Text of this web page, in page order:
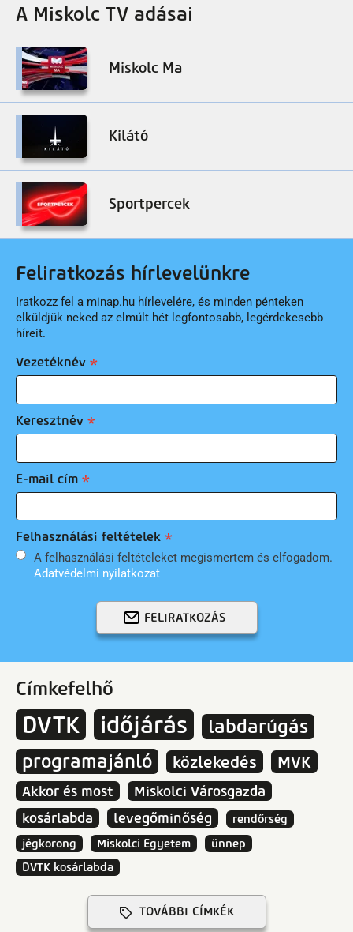
A Miskolc TV adásai
Miskolc Ma
Kilátó
Sportpercek
Feliratkozás hírlevelünkre
Iratkozz fel a minap.hu hírlevelére, és minden pénteken
elküldjük neked az elmúlt hét legfontosabb, legérdekesebb
híreit.
Vezetéknév
Keresztnév
E-mail cím
Felhasználási feltételek
A felhasználási feltételeket megismertem és elfogadom.
Adatvédelmi nyilatkozat
FELIRATKOZÁS
Címkefelhő
DVTK időjárás
labdarúgás
programajánló
közlekedés MVK
Akkor és most
Miskolci Városgazda
kosárlabda
levegőminőség
rendőrség
jégkorong
Miskolci Egyetem
ünnep
DVTK kosárlabda
TOVÁBBI CÍMKÉK